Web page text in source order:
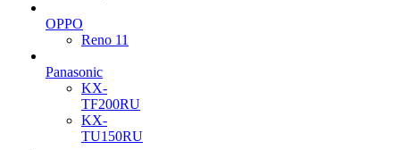
OPPO
Reno 11
Panasonic
KX-
TF200RU
KX-
TU150RU